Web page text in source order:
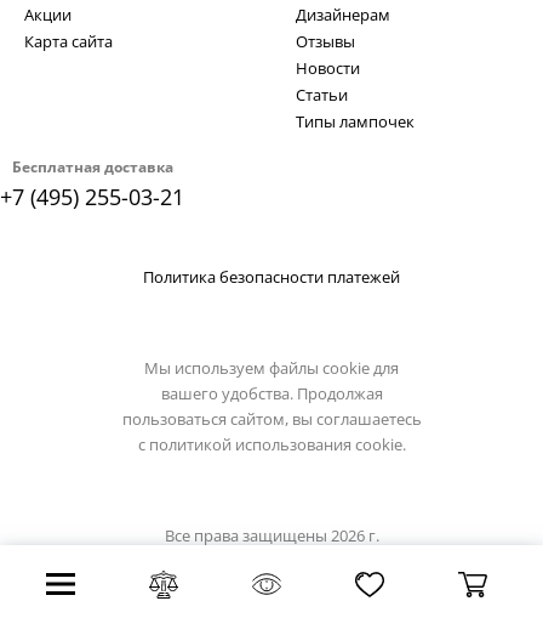
Бесплатная доставка
+7 (495) 255-03-21
Акции
Карта сайта
Дизайнерам
Отзывы
Новости
Статьи
Типы лампочек
Политика безопасности платежей
Мы используем файлы cookie для
вашего удобства. Продолжая
пользоваться сайтом, вы соглашаетесь
с политикой использования cookie.
Все права защищены 2026 г.